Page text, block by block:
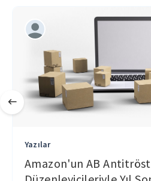
Yazılar
Amazon'un AB Antitröst